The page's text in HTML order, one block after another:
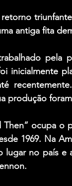
antiga fita
pela
inicialmente
produção
ocupa o
1969. Na
lugar no país e